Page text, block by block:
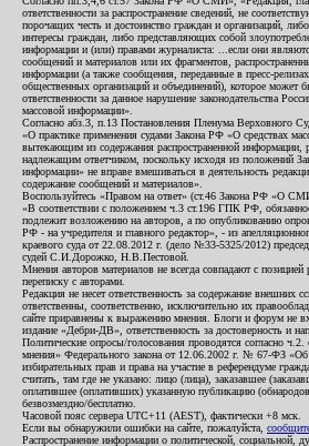
ответственности за распространение сведений, не
порочащих честь и достоинство граждан и организаций,
интересы граждан, либо представляющих собой
информации и (или) правами журналиста: ...если они
сообщений и материалов или их фрагментов,
информации (а также сообщения, переданные в пресс-
общественных организаций и объединений), которое может
ответственности за данное нарушение законодательства
массовой информации».
Согласно абз.3, п.13 Постановления Пленума Верховного
«О практике применения судами Закона РФ «О средствах
вытекающим из содержания распространенной информации,
надлежащим ответчиком, поскольку исходя из положений
информации» не вправе вмешиваться в деятельность
содержание сообщений и материалов».
Воспользуйтесь «Правом на ответ» (ст.46 Закона РФ «О
«В соответствии с положением ч.3 ст.196 ГПК РФ,
подлежит возложению на авторов, а по опубликованию
РФ - на учредителя и главного редактор», - из
краевого суда от 22.08.2012 г. (дело №33-5325/2012)
судей С.И.Дорожко, Н.В.Пестовой.
Мнения авторов материалов не всегда совпадают с позицией
переписку с авторами.
Редакция не несет ответственность за содержание внешних
ответственны, соответственно, исключительно их
сайте приравнены к выражению мнения. Блоги и форум не
издание «Дебри-ДВ», ответственность за достоверность и
Политические опросы/голосования проводятся согласно
мнения» Федерального закона от 12.06.2002 г. № 67-ФЗ «Об
избирательных прав и права на участие в референдуме
считать, там где не указано: лицо (лица), заказавшее
оплатившее (оплативших) указанную публикацию
безвозмездно/бесплатно.
Часовой пояс сервера UTC+11 (AEST), фактически +8 мск.
Если вы обнаружили ошибки на сайте, пожалуйста,
Распространение информации о политической, социальной,